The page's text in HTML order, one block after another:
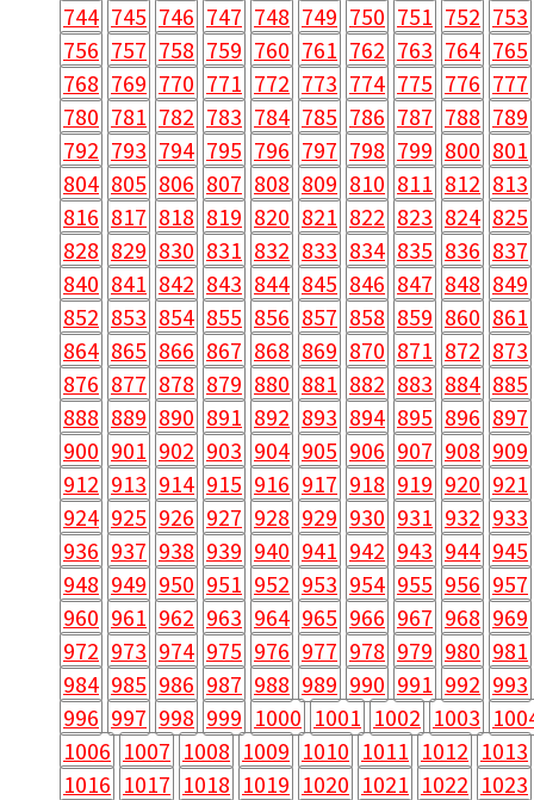
744 745 746 747 748 749 750 751 752 753
756 757 758 759 760 761 762 763 764 765
768 769 770 771 772 773 774 775 776 777
780 781 782 783 784 785 786 787 788 789
792 793 794 795 796 797 798 799 800 801
804 805 806 807 808 809 810 811 812 813
816 817 818 819 820 821 822 823 824 825
828 829 830 831 832 833 834 835 836 837
840 841 842 843 844 845 846 847 848 849
852 853 854 855 856 857 858 859 860 861
864 865 866 867 868 869 870 871 872 873
876 877 878 879 880 881 882 883 884 885
888 889 890 891 892 893 894 895 896 897
900 901 902 903 904 905 906 907 908 909
912 913 914 915 916 917 918 919 920 921
924 925 926 927 928 929 930 931 932 933
936 937 938 939 940 941 942 943 944 945
948 949 950 951 952 953 954 955 956 957
960 961 962 963 964 965 966 967 968 969
972 973 974 975 976 977 978 979 980 981
984 985 986 987 988 989 990 991 992 993
996 997 998 999 1000 1001 1002 1003
1006 1007 1008 1009 1010 1011 1012 1013
1016 1017 1018 1019 1020 1021 1022 1023